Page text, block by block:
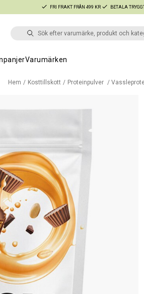
FRI FRAKT FRÅN 499 KR BETALA
Varumärken
Hem Kosttillskott Proteinpulver